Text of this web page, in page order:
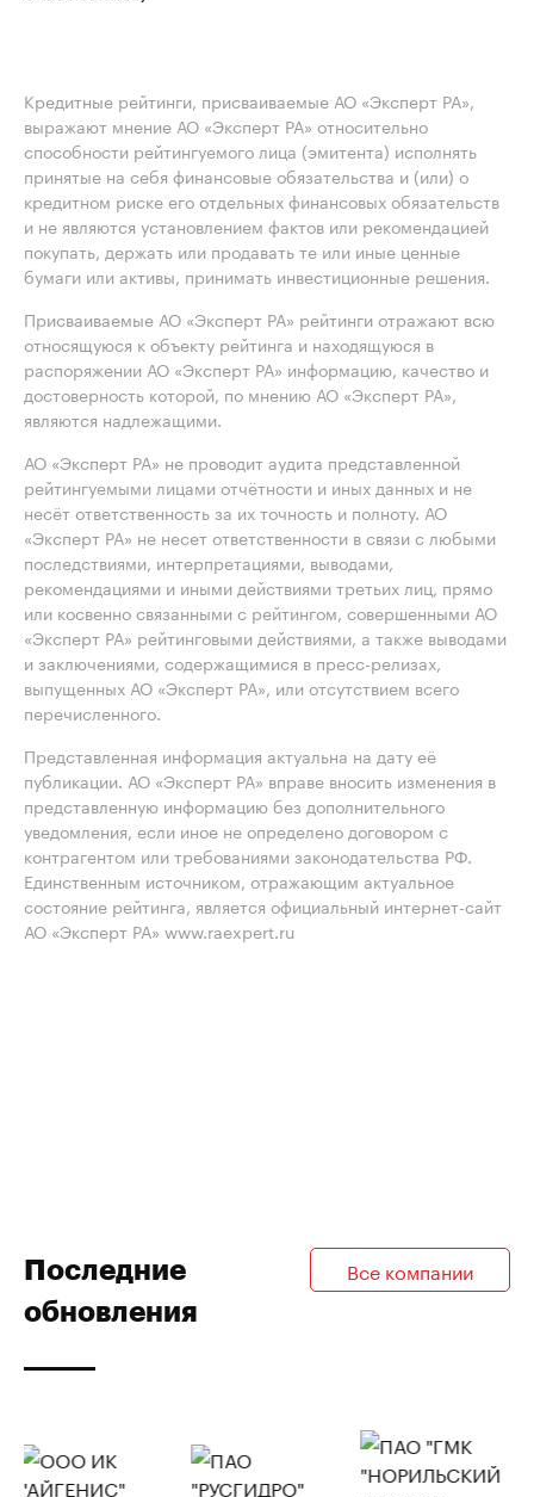
Кредитные рейтинги, присваиваемые АО «Эксперт РА»,
выражают мнение АО «Эксперт РА» относительно
способности рейтингуемого лица (эмитента) исполнять
принятые на себя финансовые обязательства и (или) о
кредитном риске его отдельных финансовых обязательств
и не являются установлением фактов или рекомендацией
покупать, держать или продавать те или иные ценные
бумаги или активы, принимать инвестиционные решения.
Присваиваемые АО «Эксперт РА» рейтинги отражают всю
относящуюся к объекту рейтинга и находящуюся в
распоряжении АО «Эксперт РА» информацию, качество и
достоверность которой, по мнению АО «Эксперт РА»,
являются надлежащими.
АО «Эксперт РА» не проводит аудита представленной
рейтингуемыми лицами отчётности и иных данных и не
несёт ответственность за их точность и полноту. АО
«Эксперт РА» не несет ответственности в связи с любыми
последствиями, интерпретациями, выводами,
рекомендациями и иными действиями третьих лиц, прямо
или косвенно связанными с рейтингом, совершенными АО
«Эксперт РА» рейтинговыми действиями, а также выводами
и заключениями, содержащимися в пресс-релизах,
выпущенных АО «Эксперт РА», или отсутствием всего
перечисленного.
Представленная информация актуальна на дату её
публикации. АО «Эксперт РА» вправе вносить изменения в
представленную информацию без дополнительного
уведомления, если иное не определено договором с
контрагентом или требованиями законодательства РФ.
Единственным источником, отражающим актуальное
состояние рейтинга, является официальный интернет-сайт
АО «Эксперт РА» www.raexpert.ru
Последние
обновления
Все компании